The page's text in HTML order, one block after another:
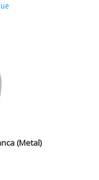
(Metal)